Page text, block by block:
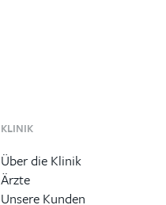
KLINIK
Über die Klinik
Ärzte
Unsere Kunden